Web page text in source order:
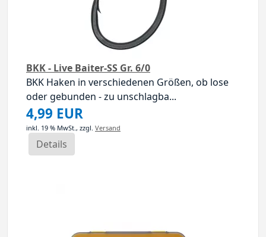
BKK - Live Baiter-SS Gr. 6/0
BKK Haken in verschiedenen Größen, ob lose
oder gebunden - zu unschlagba...
4,99 EUR
inkl. 19 % MwSt., zzgl. Versand
Details